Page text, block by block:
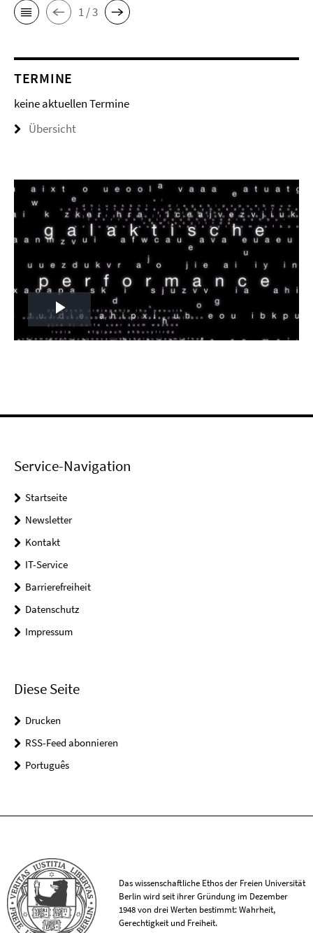
1 / 3
TERMINE
keine aktuellen Termine
Übersicht
Play
Service-Navigation
Startseite
Newsletter
Kontakt
IT-Service
Barrierefreiheit
Datenschutz
Impressum
Diese Seite
Drucken
RSS-Feed abonnieren
Português
Das wissenschaftliche Ethos der Freien Universität
Berlin wird seit ihrer Gründung im Dezember
1948 von drei Werten bestimmt: Wahrheit,
Gerechtigkeit und Freiheit.